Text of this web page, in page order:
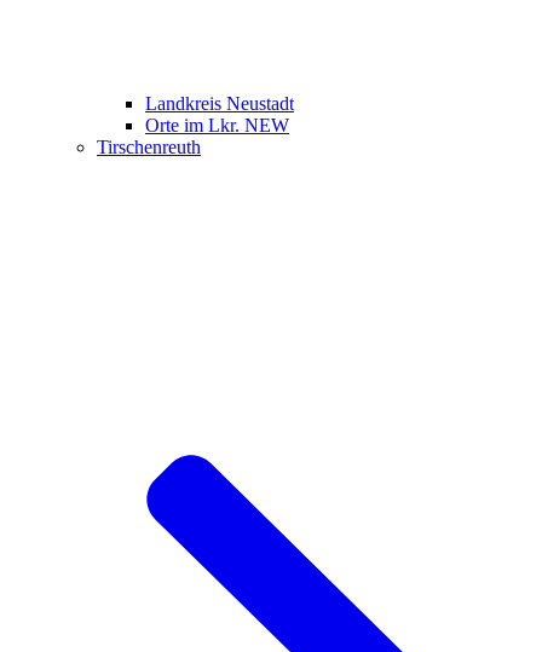
Landkreis Neustadt
Orte im Lkr. NEW
Tirschenreuth